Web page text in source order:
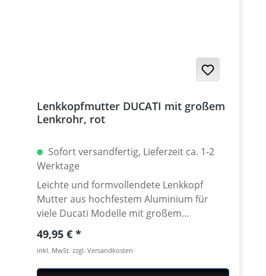
Lenkkopfmutter DUCATI mit großem
Lenkrohr, rot
Sofort versandfertig, Lieferzeit ca. 1-2
Werktage
Leichte und formvollendete Lenkkopf
Mutter aus hochfestem Aluminium für
viele Ducati Modelle mit großem
Steuerkopfrohr. Klemmdurchmesser
40mm. CNC gefräst aus extrem zähen und
hochfesten 7075 T6
Konstruktionsaluminium. Lieferbar in
Regulärer Preis:
49,95 €
inkl. MwSt. zzgl. Versandkosten